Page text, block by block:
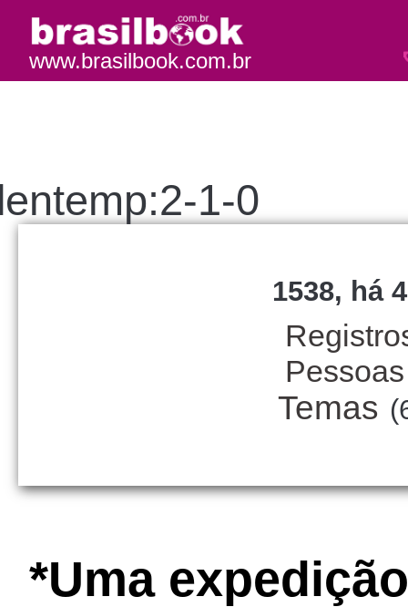
www.brasilbook.com.br
1-0
1538, há
Pessoas
Temas
*Uma